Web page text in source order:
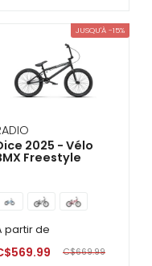
JUSQU'À -15%
2025 - Vélo
Freestyle
partir de
C$669.99